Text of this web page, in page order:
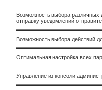
Возможность выбора различных
отправку уведомлений
Возможность выбора действий
Оптимальная настройка всех
Управление из консоли